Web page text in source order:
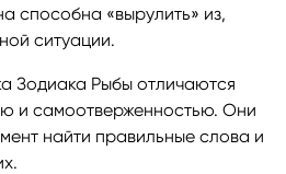
способна «вырулить» из,
ситуации.
Зодиака Рыбы отличаются
и самоотверженностью. Они
найти правильные слова и